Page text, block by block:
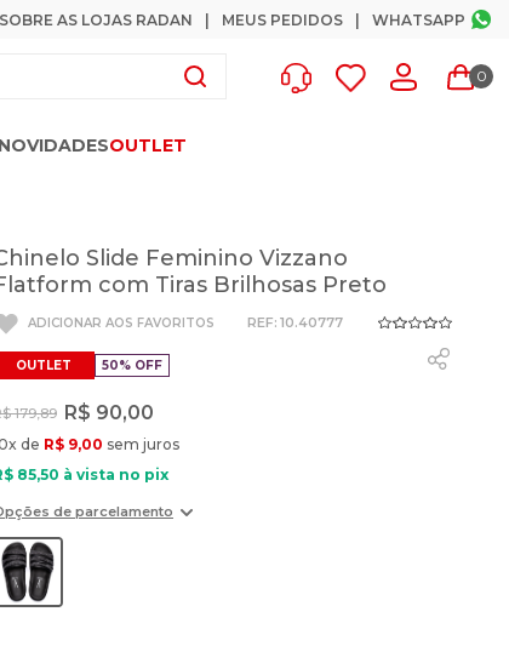
SOBRE AS LOJAS RADAN MEUS PEDIDOS WHATSAPP
0
NOVIDADESOUTLET
Slide Feminino Vizzano
com Tiras Brilhosas Preto
: 10.40777
OUTLET 50% OFF
179,89 R$ 90,00
x de R$ 9,00 sem juros
85,50 à vista no pix
de parcelamento